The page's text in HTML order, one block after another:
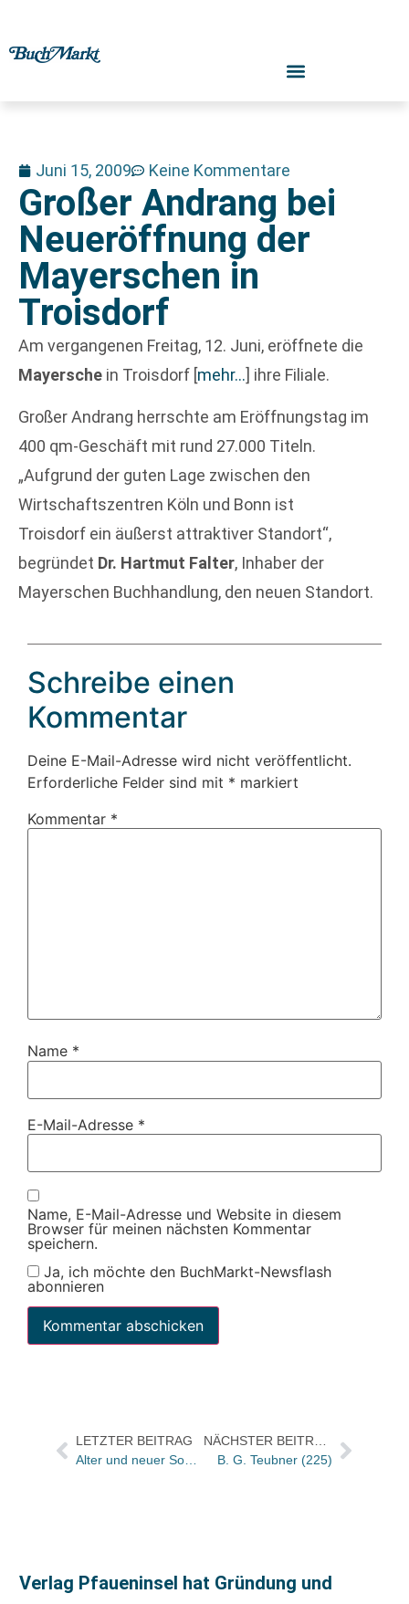
Juni 15, 2009 Keine Kommentare
Großer Andrang bei
Neueröffnung der
Mayerschen in
Troisdorf
Am vergangenen Freitag, 12. Juni, eröffnete die
Mayersche in Troisdorf [mehr…] ihre Filiale.
Großer Andrang herrschte am Eröffnungstag im
400 qm-Geschäft mit rund 27.000 Titeln.
„Aufgrund der guten Lage zwischen den
Wirtschaftszentren Köln und Bonn ist
Troisdorf ein äußerst attraktiver Standort“,
begründet Dr. Hartmut Falter, Inhaber der
Mayerschen Buchhandlung, den neuen Standort.
Schreibe einen
Kommentar
Deine E-Mail-Adresse wird nicht veröffentlicht.
Erforderliche Felder sind mit * markiert
Kommentar *
Name *
E-Mail-Adresse *
Name, E-Mail-Adresse und Website in diesem
Browser für meinen nächsten Kommentar
speichern.
Ja, ich möchte den BuchMarkt-Newsflash
abonnieren
LETZTER BEITRAG
Alter und neuer SoA-Chef ist Heinrich Riethmüller
B. G. Teubner (225)
Verlag Pfaueninsel hat Gründung und